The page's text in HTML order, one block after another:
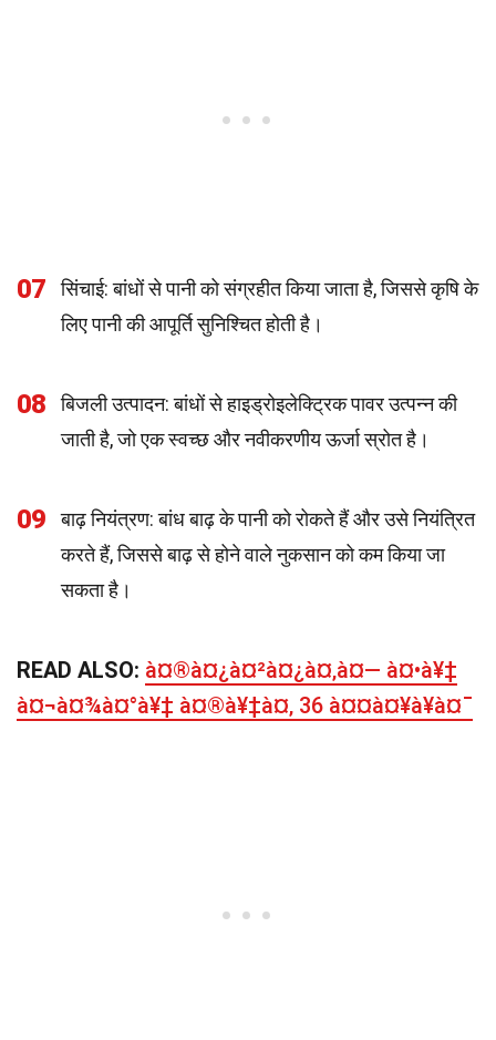
07
सिंचाई: बांधों से पानी को संग्रहीत किया जाता है, जिससे कृषि के
लिए पानी की आपूर्ति सुनिश्चित होती है।
08
बिजली उत्पादन: बांधों से हाइड्रोइलेक्ट्रिक पावर उत्पन्न की
जाती है, जो एक स्वच्छ और नवीकरणीय ऊर्जा स्रोत है।
09
बाढ़ नियंत्रण: बांध बाढ़ के पानी को रोकते हैं और उसे नियंत्रित
करते हैं, जिससे बाढ़ से होने वाले नुकसान को कम किया जा
सकता है।
READ ALSO: à¤®à¤¿à¤²à¤¿à¤‚à¤— à¤•à¥‡
à¤¬à¤¾à¤°à¥‡ à¤®à¥‡à¤‚ 36 à¤¤à¤¥à¥à¤¯